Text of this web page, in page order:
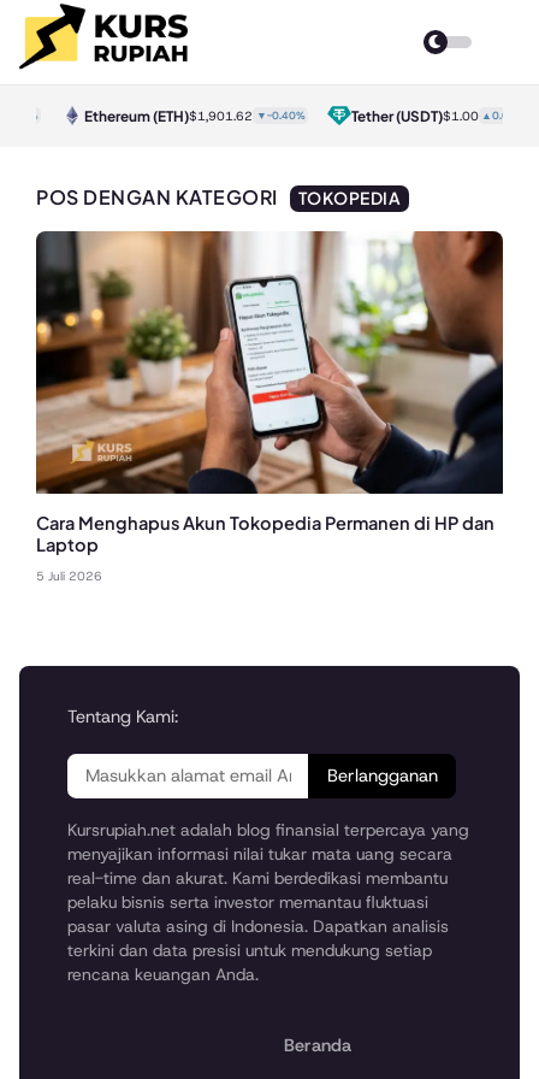
Ethereum(ETH)$1,901.62 ▼-0.40% Tether(USDT)$1.00▲0.00%
POS DENGAN KATEGORI TOKOPEDIA
Cara Menghapus Akun Tokopedia Permanen di HP dan
Laptop
5 Juli 2026
Tentang Kami:
Berlangganan
Kursrupiah.net adalah blog finansial terpercaya yang
menyajikan informasi nilai tukar mata uang secara
real-time dan akurat. Kami berdedikasi membantu
pelaku bisnis serta investor memantau fluktuasi
pasar valuta asing di Indonesia. Dapatkan analisis
terkini dan data presisi untuk mendukung setiap
rencana keuangan Anda.
Beranda